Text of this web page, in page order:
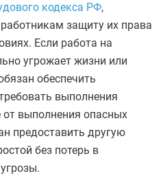
кодекса РФ,
защиту их права
Если работа на
угрожает жизни или
обеспечить
выполнения
от выполнения опасных
предоставить другую
без потерь в